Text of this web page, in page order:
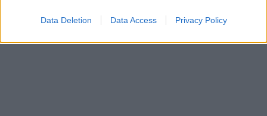
Data Deletion Data Access Privacy Policy